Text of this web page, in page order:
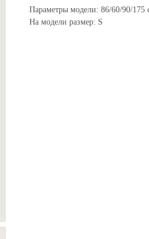
Параметры модели: 86/60/90/175
На модели размер: S